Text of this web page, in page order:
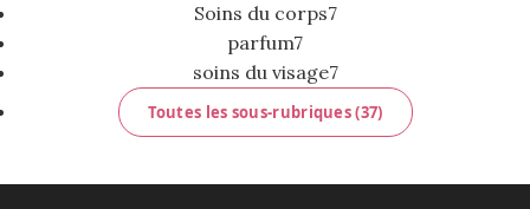
Soins du corps7
parfum7
soins du visage7
Toutes les sous-rubriques (37)